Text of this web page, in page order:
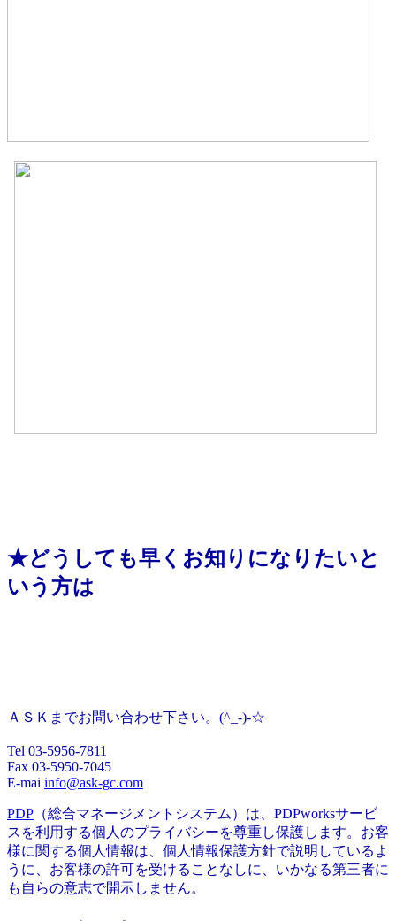
★どうしても早くお知りになりたいと
いう方は
ＡＳＫまでお問い合わせ下さい。(^_-)-☆
Tel 03-5956-7811
Fax 03-5950-7045
E-mai info@ask-gc.com
PDP （総合マネージメントシステム）は、PDPworksサービ
スを利用する個人のプライバシーを尊重し保護します。お客
様に関する個人情報は、個人情報保護方針で説明しているよ
うに、お客様の許可を受けることなしに、いかなる第三者に
も自らの意志で開示しません。